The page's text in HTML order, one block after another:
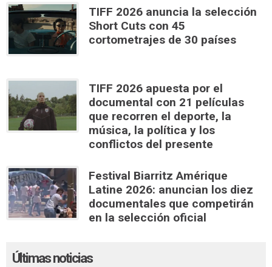
TIFF 2026 anuncia la selección
Short Cuts con 45
cortometrajes de 30 países
TIFF 2026 apuesta por el
documental con 21 películas
que recorren el deporte, la
música, la política y los
conflictos del presente
Festival Biarritz Amérique
Latine 2026: anuncian los diez
documentales que competirán
en la selección oficial
Últimas noticias